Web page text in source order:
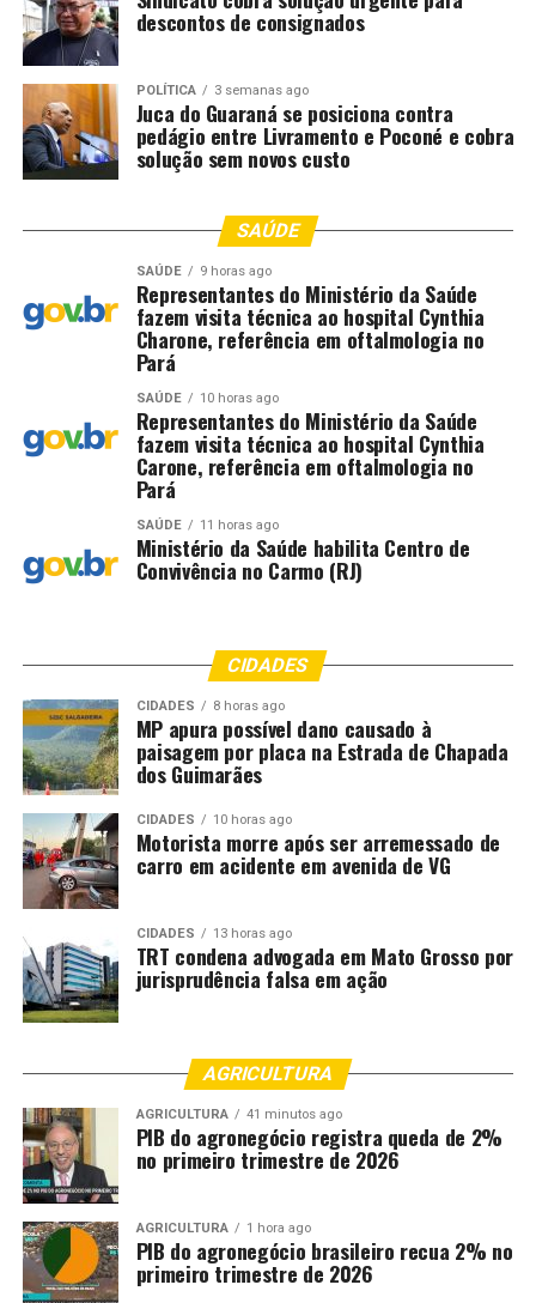
descontos de consignados
POLÍTICA 3 semanas ago
Juca do Guaraná se posiciona contra
pedágio entre Livramento e Poconé e cobra
solução sem novos custo
SAÚDE
SAÚDE 9 horas ago
Representantes do Ministério da Saúde
fazem visita técnica ao hospital Cynthia
Charone, referência em oftalmologia no
Pará
SAÚDE 10 horas ago
Representantes do Ministério da Saúde
fazem visita técnica ao hospital Cynthia
Carone, referência em oftalmologia no
Pará
SAÚDE 11 horas ago
Ministério da Saúde habilita Centro de
Convivência no Carmo (RJ)
CIDADES
CIDADES 8 horas ago
MP apura possível dano causado à
paisagem por placa na Estrada de Chapada
dos Guimarães
CIDADES 10 horas ago
Motorista morre após ser arremessado de
carro em acidente em avenida de VG
CIDADES 13 horas ago
TRT condena advogada em Mato Grosso por
jurisprudência falsa em ação
AGRICULTURA
AGRICULTURA 41 minutos ago
PIB do agronegócio registra queda de 2%
no primeiro trimestre de 2026
AGRICULTURA 1 hora ago
PIB do agronegócio brasileiro recua 2% no
primeiro trimestre de 2026